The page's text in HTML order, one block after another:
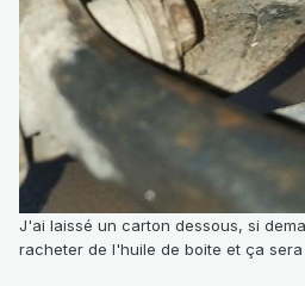
J'ai laissé un carton dessous, si
racheter de l'huile de boite et ça